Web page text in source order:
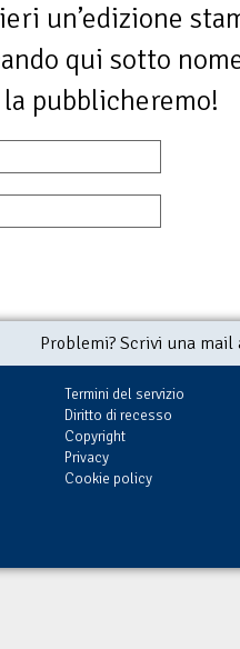
un’edizione
qui sotto
pubblicheremo!
Problemi? Scrivi una
Termini del servizio
Diritto di recesso
Copyright
Privacy
Cookie policy